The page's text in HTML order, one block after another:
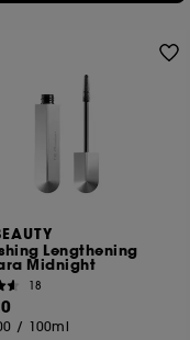
Lengthening
Midnight
18
/ 100ml